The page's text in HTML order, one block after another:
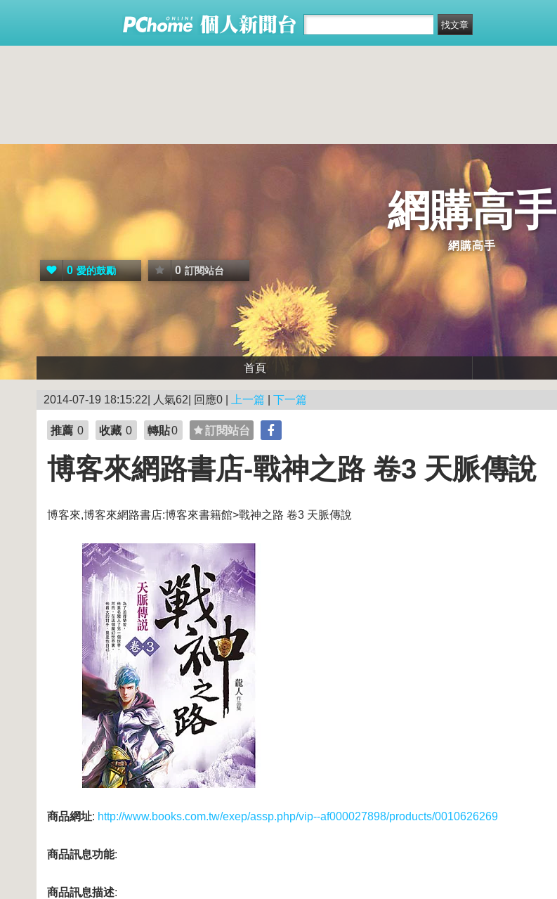
網購高手
網購高手
0 愛的鼓勵 0 訂閱站台
首頁
2014-07-19 18:15:22| 人氣62| 回應0 | 上一篇 下一篇
推薦 0 收藏 0 轉貼0 訂閱站台
博客來網路書店-戰神之路 卷3 天脈傳說
博客來,博客來網路書店:博客來書籍館>戰神之路 卷3 天脈傳說
商品網址: http://www.books.com.tw/exep/assp.php/vip--af000027898/products/0010626269
商品訊息功能:
商品訊息描述: